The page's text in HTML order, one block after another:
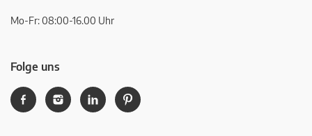
Mo-Fr: 08:00-16.00 Uhr
Folge uns